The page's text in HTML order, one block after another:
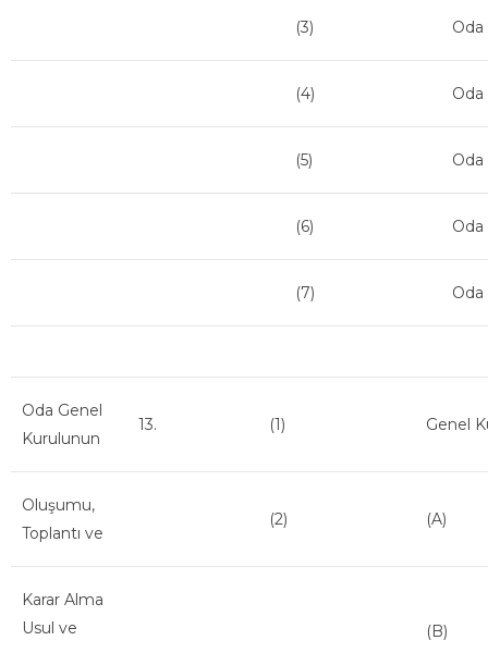
(3)
(4) Oda
(5) Oda
(6) Oda
(7)
Oda Genel
Kurulunun
13. (1) Genel
Oluşumu,
Toplantı ve
(2) (A)
Karar Alma
Usul ve
(B)